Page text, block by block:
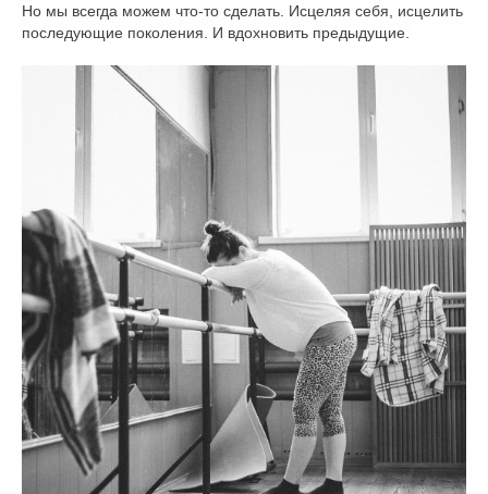
Но мы всегда можем что-то сделать. Исцеляя себя, исцелить
последующие поколения. И вдохновить предыдущие.